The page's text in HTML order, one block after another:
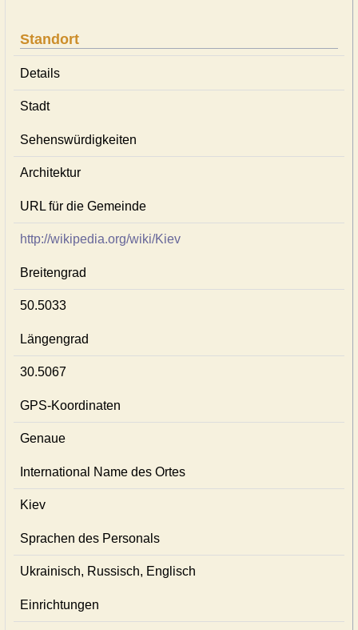
Standort
Details
Stadt
Sehenswürdigkeiten
Architektur
URL für die Gemeinde
http://wikipedia.org/wiki/Kiev
Breitengrad
50.5033
Längengrad
30.5067
GPS-Koordinaten
Genaue
International Name des Ortes
Kiev
Sprachen des Personals
Ukrainisch, Russisch, Englisch
Einrichtungen